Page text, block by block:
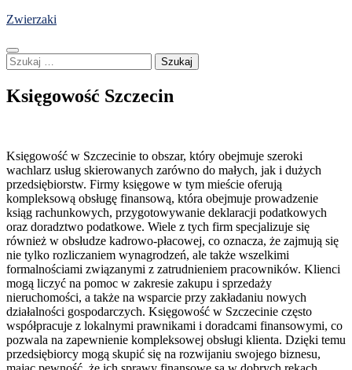
Skip
content
Zwierzaki
Szukaj:
Księgowość Szczecin
Księgowość w Szczecinie to obszar, który obejmuje szeroki
wachlarz usług skierowanych zarówno do małych, jak i dużych
przedsiębiorstw. Firmy księgowe w tym mieście oferują
kompleksową obsługę finansową, która obejmuje prowadzenie
ksiąg rachunkowych, przygotowywanie deklaracji podatkowych
oraz doradztwo podatkowe. Wiele z tych firm specjalizuje się
również w obsłudze kadrowo-płacowej, co oznacza, że zajmują się
nie tylko rozliczaniem wynagrodzeń, ale także wszelkimi
formalnościami związanymi z zatrudnieniem pracowników. Klienci
mogą liczyć na pomoc w zakresie zakupu i sprzedaży
nieruchomości, a także na wsparcie przy zakładaniu nowych
działalności gospodarczych. Księgowość w Szczecinie często
współpracuje z lokalnymi prawnikami i doradcami finansowymi, co
pozwala na zapewnienie kompleksowej obsługi klienta. Dzięki temu
przedsiębiorcy mogą skupić się na rozwijaniu swojego biznesu,